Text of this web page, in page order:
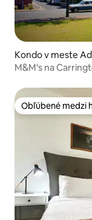
Kondo v meste
M&M's na
Obľúbené medzi
Obľúbené medzi